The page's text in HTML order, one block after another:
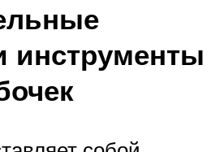
инструменты